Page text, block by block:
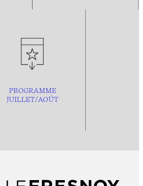
PROGRAMME
JUILLET/AOÛT